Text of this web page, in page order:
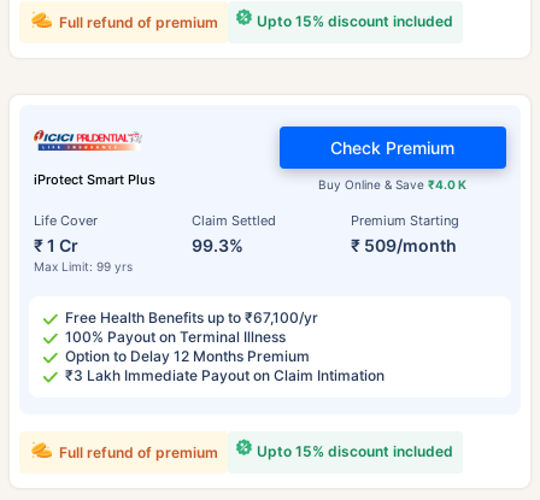
Upto 15% discount included
Full refund of premium
iProtect Smart Plus
Life Cover
₹ 1 Cr
Max Limit: 99 yrs
Claim Settled
99.3%
Premium Starting
₹ 509/month
Buy Online & Save₹4.0 K
Check Premium
Free Health Benefits up to ₹67,100/yr
100% Payout on Terminal Illness
Option to Delay 12 Months Premium
₹3 Lakh Immediate Payout on Claim Intimation
Upto 15% discount included
Full refund of premium